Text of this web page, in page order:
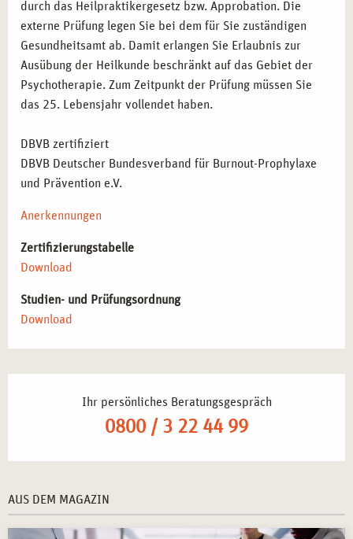
durch das Heilpraktikergesetz bzw. Approbation. Die
externe Prüfung legen Sie bei dem für Sie zuständigen
Gesundheitsamt ab. Damit erlangen Sie Erlaubnis zur
Ausübung der Heilkunde beschränkt auf das Gebiet der
Psychotherapie. Zum Zeitpunkt der Prüfung müssen Sie
das 25. Lebensjahr vollendet haben.
DBVB zertifiziert
DBVB Deutscher Bundesverband für Burnout-Prophylaxe
und Prävention e.V.
Anerkennungen
Zertifizierungstabelle
Download
Studien- und Prüfungsordnung
Download
Ihr persönliches Beratungsgespräch
0800 / 3 22 44 99
AUS DEM MAGAZIN